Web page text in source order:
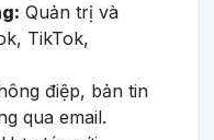
Quản trị và
TikTok,
điệp, bản tin
qua email.